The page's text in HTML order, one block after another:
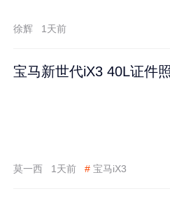
徐辉 1天前
宝马新世代iX3 40L证件
莫一西 1天前 # 宝马iX3